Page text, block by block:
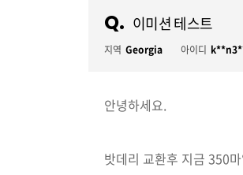
Q. 이미션 테스트
지역 Georgia 아이디
안녕하세요.
밧데리 교환후 지금 350